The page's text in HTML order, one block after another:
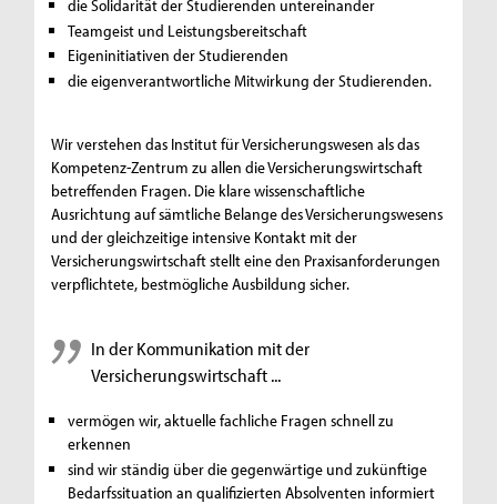
die Solidarität der Studierenden untereinander
Teamgeist und Leistungsbereitschaft
Eigeninitiativen der Studierenden
die eigenverantwortliche Mitwirkung der Studierenden.
Wir verstehen das Institut für Versicherungswesen als das
Kompetenz-Zentrum zu allen die Versicherungswirtschaft
betreffenden Fragen. Die klare wissenschaftliche
Ausrichtung auf sämtliche Belange des Versicherungswesens
und der gleichzeitige intensive Kontakt mit der
Versicherungswirtschaft stellt eine den Praxisanforderungen
verpflichtete, bestmögliche Ausbildung sicher.
In der Kommunikation mit der
Versicherungswirtschaft...
vermögen wir, aktuelle fachliche Fragen schnell zu
erkennen
sind wir ständig über die gegenwärtige und zukünftige
Bedarfssituation an qualifizierten Absolventen informiert